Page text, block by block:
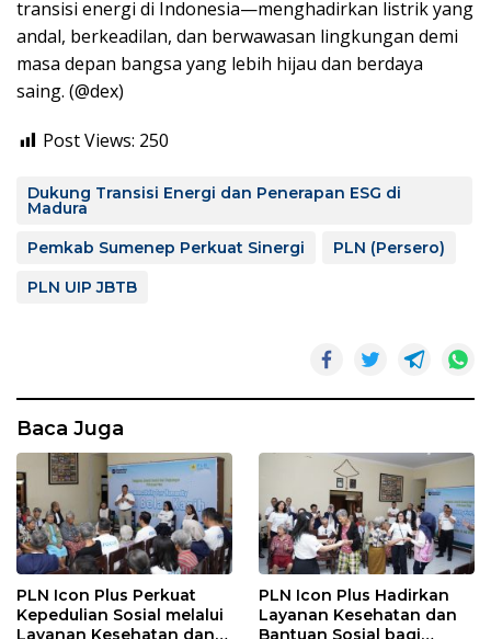
transisi energi di Indonesia—menghadirkan listrik yang
andal, berkeadilan, dan berwawasan lingkungan demi
masa depan bangsa yang lebih hijau dan berdaya
saing. (@dex)
Post Views: 250
Dukung Transisi Energi dan Penerapan ESG di
Madura
Pemkab Sumenep Perkuat Sinergi
PLN (Persero)
PLN UIP JBTB
Baca Juga
PLN Icon Plus Perkuat
Kepedulian Sosial melalui
Layanan Kesehatan dan
PLN Icon Plus Hadirkan
Layanan Kesehatan dan
Bantuan Sosial bagi